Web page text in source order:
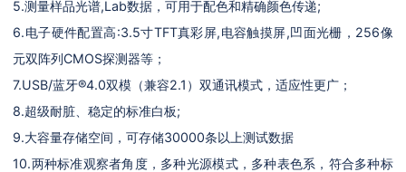
5.测量样品光谱,Lab数据，可用于配色和精确颜色传递;
6.电子硬件配置高:3.5寸TFT真彩屏,电容触摸屏,凹面光栅，256像
元双阵列CMOS探测器等；
7.USB/蓝牙®4.0双模（兼容2.1）双通讯模式，适应性更广；
8.超级耐脏、稳定的标准白板;
9.大容量存储空间，可存储30000条以上测试数据
10.两种标准观察者角度，多种光源模式，多种表色系，符合多种标